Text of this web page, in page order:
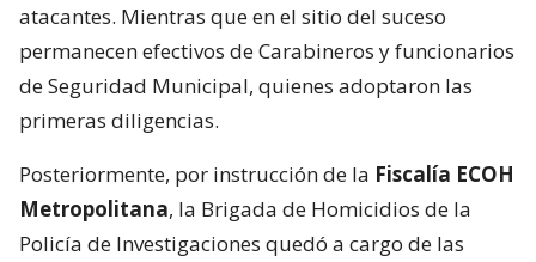
atacantes. Mientras que en el sitio del suceso
permanecen efectivos de Carabineros y funcionarios
de Seguridad Municipal, quienes adoptaron las
primeras diligencias.
Posteriormente, por instrucción de la Fiscalía ECOH
Metropolitana, la Brigada de Homicidios de la
Policía de Investigaciones quedó a cargo de las